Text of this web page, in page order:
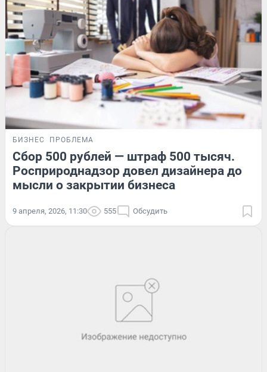
БИЗНЕС ПРОБЛЕМА
Сбор 500 рублей — штраф 500 тысяч.
Росприроднадзор довел дизайнера до
мысли о закрытии бизнеса
9 апреля, 2026, 11:30 555 Обсудить